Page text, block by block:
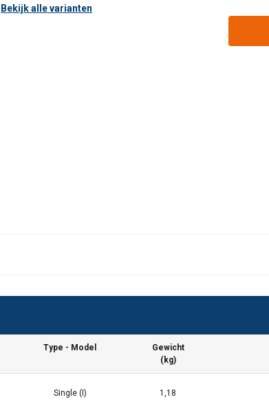
Getest op scherpe ran
Bekijk alle varianten
Type - Model
Gewicht
(kg)
Single (I) 1,18